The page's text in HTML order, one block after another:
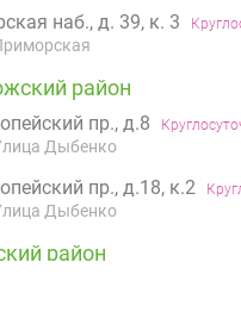
наб., д. 39, к. 3
район
пр., д.8
Дыбенко
пр., д.18, к.2
Дыбенко
район